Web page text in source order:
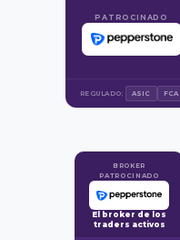
PATROCINADO
REGULADO: ASIC FCA
BROKER
PATROCINADO
El broker de los
traders activos